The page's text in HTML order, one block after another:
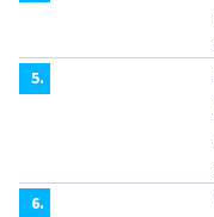
5.
6.